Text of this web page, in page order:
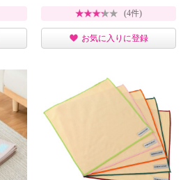
(4件)
お気に入りに登録